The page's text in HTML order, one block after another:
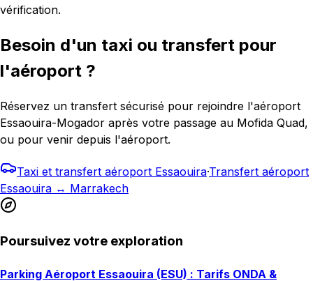
vérification.
Besoin d'un taxi ou transfert pour
l'aéroport ?
Réservez un transfert sécurisé pour rejoindre l'aéroport
Essaouira-Mogador après votre passage au Mofida Quad,
ou pour venir depuis l'aéroport.
Taxi et transfert aéroport Essaouira·Transfert aéroport
Essaouira ↔ Marrakech
Poursuivez votre exploration
Parking Aéroport Essaouira (ESU) : Tarifs ONDA &